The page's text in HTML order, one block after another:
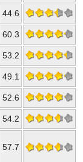
44.6
60.3
53.2
49.1
52.6
54.2
57.7